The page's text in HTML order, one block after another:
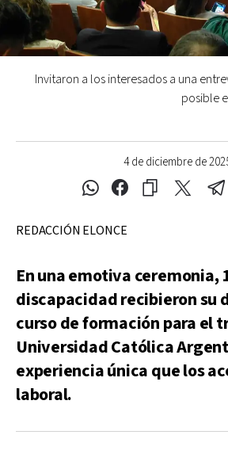
4 de diciembre de
Invitaron a los interesados a una
posible
REDACCIÓN ELONCE
En una emotiva ceremonia,
discapacidad recibieron su
curso de formación para el
Universidad Católica
experiencia única que los
laboral.